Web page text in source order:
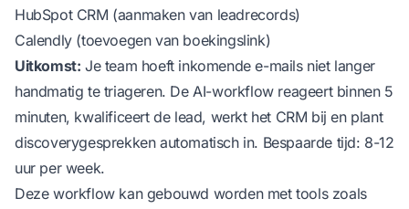
HubSpot CRM (aanmaken van leadrecords)
Calendly (toevoegen van boekingslink)
Uitkomst: Je team hoeft inkomende e-mails niet langer
handmatig te triageren. De AI-workflow reageert binnen 5
minuten, kwalificeert de lead, werkt het CRM bij en plant
discoverygesprekken automatisch in. Bespaarde tijd: 8-12
uur per week.
Deze workflow kan gebouwd worden met tools zoals